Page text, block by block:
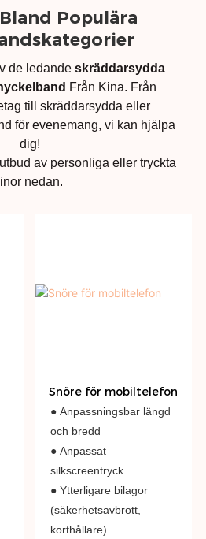
Populära
de ledande skräddarsydda
Från Kina. Från
till skräddarsydda eller
för evenemang, vi kan hjälpa
dig!
av personliga eller tryckta
linor nedan.
Snöre för mobiltelefon
● Anpassningsbar längd
och bredd
● Anpassat
silkscreentryck
● Ytterligare bilagor
(säkerhetsavbrott,
korthållare)